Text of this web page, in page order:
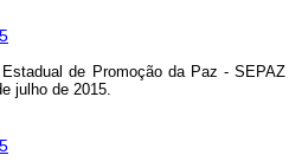
de Promoção da Paz -
julho de 2015.